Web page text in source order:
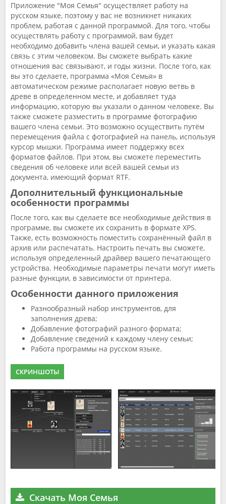
Приложение "Моя Семья" осуществляет работу на
русском языке, поэтому у вас не возникнет никаких
проблем, работая с данной программой. Для того, чтобы
осуществлять работу с программой, вам будет
необходимо добавить члена вашей семьи, и указать какая
связь с этим человеком. Вы сможете выбрать какие
отношения вас связывают, и годы жизни. После того, как
вы это сделаете, программа «Моя Семья» в
автоматическом режиме располагает новую ветвь в
древе в определенном месте, и добавляет туда
информацию, которую вы указали о данном человеке. Вы
также сможете разместить в программе фотографию
вашего члена семьи. Это возможно осуществить путём
перемещения файла с фотографией на панель, используя
курсор мышки. Программа имеет поддержку всех
форматов файлов. При этом, вы сможете переместить
сведения об человеке или всей вашей семьи из
документа, имеющий формат RTF.
Дополнительный функциональные
особенности программы
После того, как вы сделаете все необходимые действия в
программе, вы сможете их сохранить в формате XPS.
Также, есть возможность поместить сохранённый файл в
архив или распечатать. Настроить печать вы сможете,
используя определенный драйвер вашего печатающего
устройства. Необходимые параметры печати могут иметь
разные функции, в зависимости от принтера.
Особенности данного приложения
Разнообразный набор инструментов, для
заполнения древа;
Добавление фотографий разного формата;
Добавление сведений к каждому члену семьи;
Работа программы на русском языке.
СКРИНШОТЫ
Скачать Моя Семья